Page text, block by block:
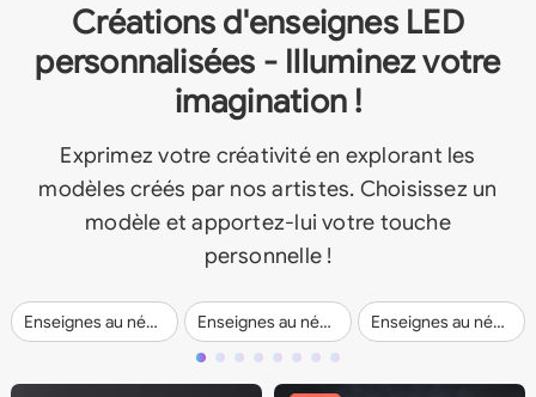
Créations d'enseignes LED
personnalisées - Illuminez votre
imagination !
Exprimez votre créativité en explorant les
modèles créés par nos artistes. Choisissez un
modèle et apportez-lui votre touche
personnelle !
Enseignes au néon de mariage Enseignes au néon pour entreprises Enseignes au néon personnalisées